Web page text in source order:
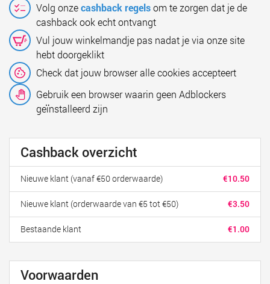
Volg onzecashback regelsom te zorgen dat je de
cashback ook echt ontvangt
Vul jouw winkelmandje pas nadat je via onze site
hebt doorgeklikt
Check dat jouw browser alle cookies accepteert
Gebruik een browser waarin geen Adblockers
geïnstalleerd zijn
Cashback overzicht
€10.50
Nieuwe klant (vanaf €50 orderwaarde)
€3.50
Nieuwe klant (orderwaarde van €5 tot €50)
€1.00
Bestaande klant
Voorwaarden